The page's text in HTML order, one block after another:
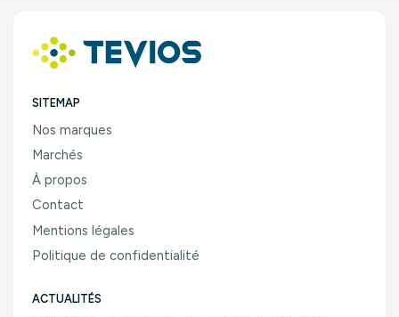
SITEMAP
Nos marques
Marchés
À propos
Contact
Mentions légales
Politique de confidentialité
ACTUALITÉS